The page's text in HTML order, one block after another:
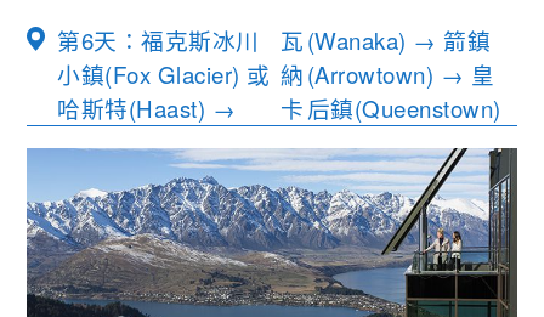
第6天：福克斯冰川
小鎮(Fox Glacier) 或
哈斯特(Haast) →
瓦
納
卡
(Wanaka) → 箭鎮
(Arrowtown) → 皇
后鎮(Queenstown)